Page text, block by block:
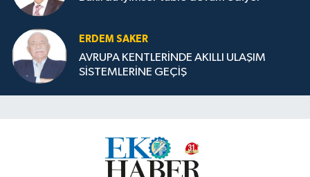
ERDEM SAKER
AVRUPA KENTLERİNDE AKILLI ULAŞIM
SİSTEMLERİNE GEÇİŞ